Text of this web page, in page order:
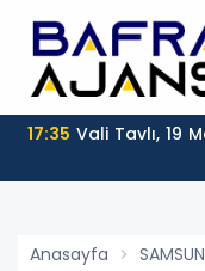
17:35
Anasayfa SAMSUN